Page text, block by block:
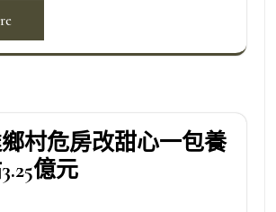
村危房改甜心一包養
億元